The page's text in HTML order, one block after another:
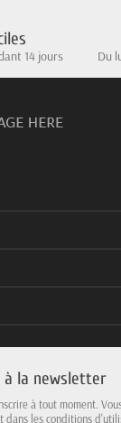
14 jours Du
à la newsletter
à tout moment.
dans les conditions